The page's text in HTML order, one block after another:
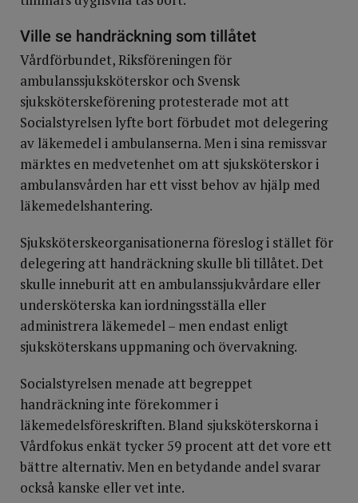
Ville se handräckning som tillåtet
Vårdförbundet, Riksföreningen för
ambulanssjuksköterskor och Svensk
sjuksköterskeförening protesterade mot att
Socialstyrelsen lyfte bort förbudet mot delegering
av läkemedel i ambulanserna. Men i sina remissvar
märktes en medvetenhet om att sjuksköterskor i
ambulansvården har ett visst behov av hjälp med
läkemedelshantering.
Sjuksköterskeorganisationerna föreslog i stället för
delegering att handräckning skulle bli tillåtet. Det
skulle inneburit att en ambulanssjukvårdare eller
undersköterska kan iordningsställa eller
administrera läkemedel – men endast enligt
sjuksköterskans uppmaning och övervakning.
Socialstyrelsen menade att begreppet
handräckning inte förekommer i
läkemedelsföreskriften. Bland sjuksköterskorna i
Vårdfokus enkät tycker 59 procent att det vore ett
bättre alternativ. Men en betydande andel svarar
också kanske eller vet inte.